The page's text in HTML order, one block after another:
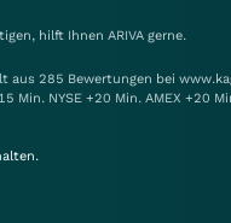
hilft Ihnen ARIVA gerne.
aus 285 Bewertungen bei
Min. NYSE +20 Min. AMEX +20